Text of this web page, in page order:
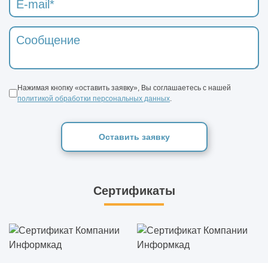
Нажимая кнопку «оставить заявку», Вы соглашаетесь с нашей
политикой обработки персональных данных
Оставить заявку
Сертификаты